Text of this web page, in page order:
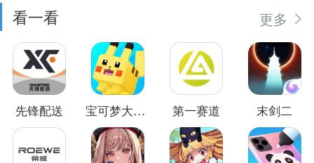
看一看 更多
先锋配送 宝可梦大探险 第一赛道 末剑二